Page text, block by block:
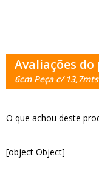
Avaliações
6cm Peça c/ 13,7mts
O que achou deste
[object Object]